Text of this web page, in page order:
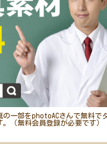
の一部をphotoACさんで無料で
（無料会員登録が必要です）